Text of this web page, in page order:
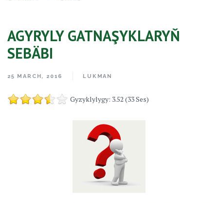
AGYRYLY GATNAŞYKLARYŇ
SEBÄBI
25 MARCH, 2016 LUKMAN
Gyzyklylygy: 3.52 (33 Ses)